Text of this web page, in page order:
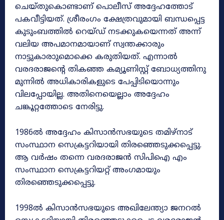
ചെയ്‌തുകൊണ്ടാണ്‌ പൊലീസ്‌ അദ്ദേഹത്തോട്‌
പകവീട്ടിയത്‌. ശ്രീരംഗം ക്ഷേത്രവുമായി ബന്ധപ്പെട്ട
കുടുംബത്തിൽ റെയ്‌ഡ്‌ നടക്കുകയെന്നത്‌ അന്ന്‌
വലിയ അപമാനമായാണ്‌ സ്വന്തക്കാരും
നാട്ടുകാരാുമൊക്കെ കരുതിയത്‌. എന്നാൽ
വരദരാജന്റെ തികഞ്ഞ കമ്യൂണിസ്റ്റ്‌ ബോധ്യത്തിനു
മുന്നിൽ അധികാരികളുടെ പേപ്പിടിയൊന്നും
വിലപ്പോയില്ല. അതിനെയെല്ലാം അദ്ദേഹം
ചങ്കൂറ്റത്തോടെ നേരിട്ടു.
1986ൽ അദ്ദേഹം കിസാൻസഭയുടെ തമിഴ്‌നാട്‌
സംസ്ഥാന സെക്രട്ടറിയായി തിരഞ്ഞെടുക്കപ്പെട്ടു.
ആ വർഷം തന്നെ വരദരാജൻ സിപിഐ എം
സംസ്ഥാന സെക്രട്ടറിയറ്റ്‌ അംഗമായും
തിരഞ്ഞെടുക്കപ്പെട്ടു.
1998ൽ കിസാൻസഭയുടെ അഖിലേന്ത്യാ ജനറൽ